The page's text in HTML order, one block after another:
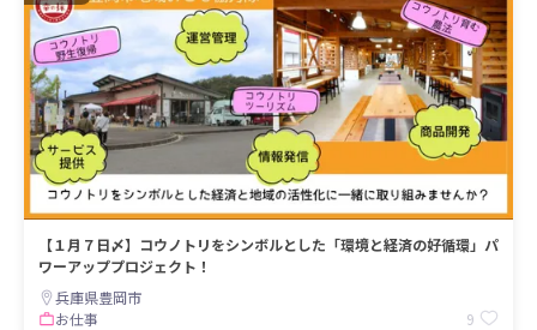
【１月７日〆】コウノトリをシンボルとした「環境と経済の好循環」パ
ワーアッププロジェクト！
兵庫県豊岡市
お仕事
9